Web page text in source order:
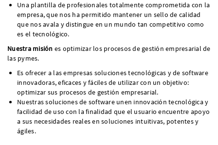
Una plantilla de profesionales totalmente comprometida con la
empresa, que nos ha permitido mantener un sello de calidad
que nos avala y distingue en un mundo tan competitivo como
es el tecnológico.
Nuestra misión es optimizar los procesos de gestión empresarial de
las pymes.
Es ofrecer a las empresas soluciones tecnológicas y de software
innovadoras, eficaces y fáciles de utilizar con un objetivo:
optimizar sus procesos de gestión empresarial.
Nuestras soluciones de software unen innovación tecnológica y
facilidad de uso con la finalidad que el usuario encuentre apoyo
a sus necesidades reales en soluciones intuitivas, potentes y
ágiles.